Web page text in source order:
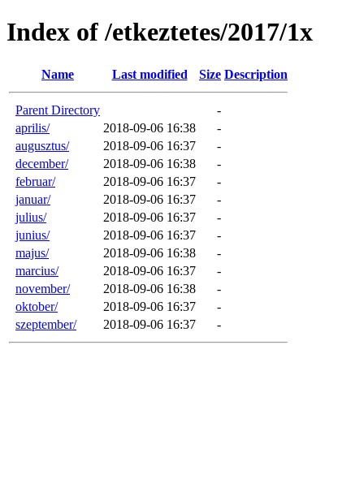
Index of /etkeztetes/2017/1x
Name Last modified Size Description
Parent Directory
-
aprilis/
2018-09-06 16:38
-
augusztus/
2018-09-06 16:37
-
december/
2018-09-06 16:38
-
februar/
2018-09-06 16:37
-
januar/
2018-09-06 16:37
-
julius/
2018-09-06 16:37
-
junius/
2018-09-06 16:37
-
majus/
2018-09-06 16:38
-
marcius/
2018-09-06 16:37
-
november/
2018-09-06 16:38
-
oktober/
2018-09-06 16:37
-
szeptember/
2018-09-06 16:37 -